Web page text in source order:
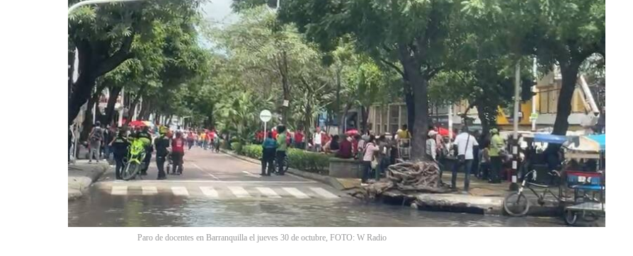
Paro de docentes en Barranquilla el jueves 30 de octubre, FOTO: W Radio